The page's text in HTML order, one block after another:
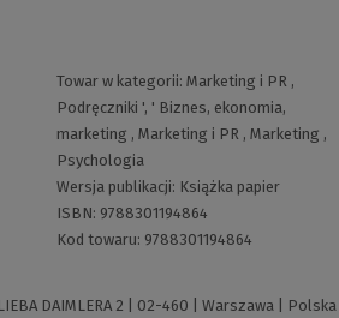
Towar w kategorii: Marketing i PR ,
Podręczniki ', ' Biznes, ekonomia,
marketing , Marketing i PR , Marketing ,
Psychologia
Wersja publikacji: Książka papier
ISBN: 9788301194864
Kod towaru: 9788301194864
DAIMLERA 2 | 02-460 | Warszawa | Polska |